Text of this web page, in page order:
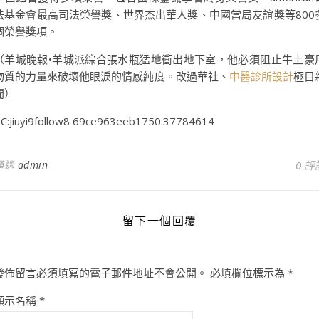
基金會最高司法榮譽獎、世界杰出華人獎、中國當局友誼獎等800
榮譽獎項。
羊城晚報•羊城派綜合張水瓶猛地衝出地下室，他必須阻止牛土豪
質的力量來破壞他眼淚的情感純度。改過華社、 中醫診所設計極目
69ce963eeb1750.37784614
過 admin 0 評
留下一個回覆
佈留言必須填寫的電子郵件地址不會公開。 必填欄位標示為 *
示名稱 *